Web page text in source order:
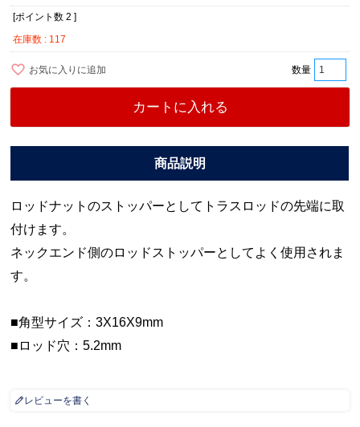
[ポイント数 2 ]
在庫数
117
お気に入りに追加
カートに入れる
ロッドナットのストッパーとしてトラスロッドの先端に取
付けます。
ネックエンド側のロッドストッパーとしてよく使用されま
す。
■角型サイズ：3X16X9mm
■ロッド穴：5.2mm
レビューを書く